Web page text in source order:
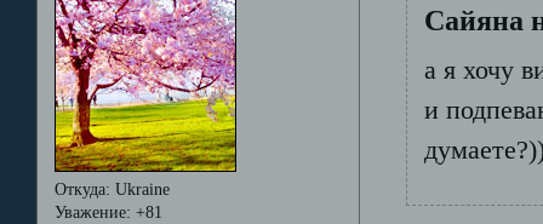
Откуда: Ukraine
Уважение: +81
Сайяна
а я хочу
и